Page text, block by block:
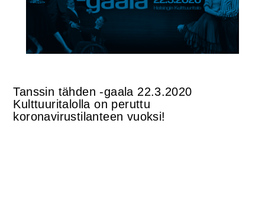
Tanssin tähden -gaala 22.3.2020
Kulttuuritalolla on peruttu
koronavirustilanteen vuoksi!